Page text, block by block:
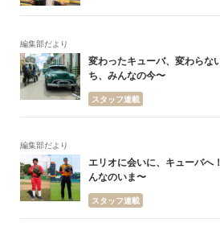
編集部だより
変わったキューバ、変わら
ち、みんなの今〜
スタッフ連載
編集部だより
エリオに会いに、キューバ
んなのいま〜
スタッフ連載